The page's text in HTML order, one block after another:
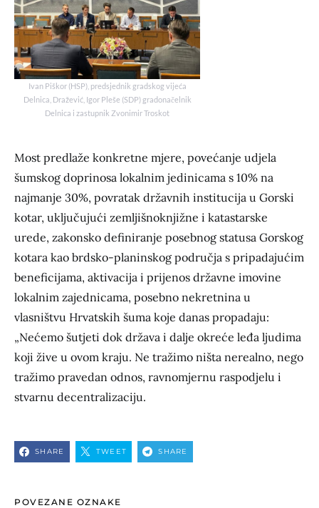
Ivan Piškor (HSP), predsjednik gradskog vijeća
Delnica, Dražević, Igor Pleše (SDP) gradonačelnik
Delnica i zastupnik Zvonimir Troskot
Most predlaže konkretne mjere, povećanje udjela
šumskog doprinosa lokalnim jedinicama s 10% na
najmanje 30%, povratak državnih institucija u Gorski
kotar, uključujući zemljišnoknjižne i katastarske
urede, zakonsko definiranje posebnog statusa Gorskog
kotara kao brdsko-planinskog područja s pripadajućim
beneficijama, aktivacija i prijenos državne imovine
lokalnim zajednicama, posebno nekretnina u
vlasništvu Hrvatskih šuma koje danas propadaju:
„Nećemo šutjeti dok država i dalje okreće leđa ljudima
koji žive u ovom kraju. Ne tražimo ništa nerealno, nego
tražimo pravedan odnos, ravnomjernu raspodjelu i
stvarnu decentralizaciju.
SHARE TWEET SHARE
POVEZANE OZNAKE